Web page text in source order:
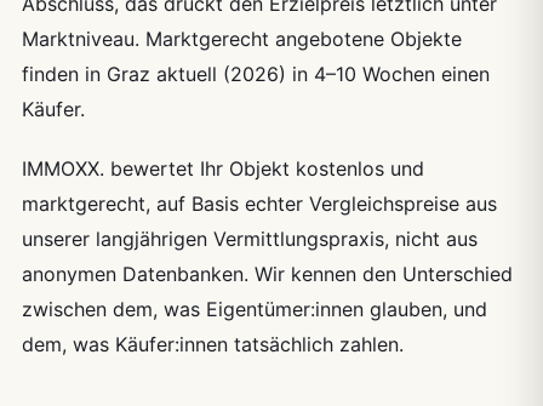
Marktniveau. Marktgerecht angebotene Objekte
finden in Graz aktuell (2026) in 4–10 Wochen einen
Käufer.
IMMOXX. bewertet Ihr Objekt kostenlos und
marktgerecht, auf Basis echter Vergleichspreise aus
unserer langjährigen Vermittlungspraxis, nicht aus
anonymen Datenbanken. Wir kennen den Unterschied
zwischen dem, was Eigentümer:innen glauben, und
dem, was Käufer:innen tatsächlich zahlen.